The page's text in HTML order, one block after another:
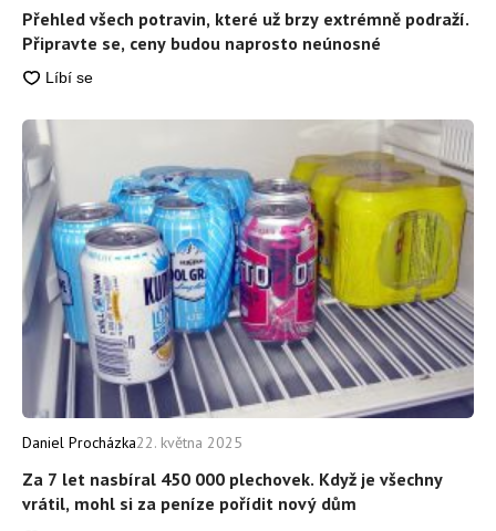
Přehled všech potravin, které už brzy extrémně podraží.
Připravte se, ceny budou naprosto neúnosné
Za 7 let nasbíral 450 000 plechovek. Když je všechny
vrátil, mohl si za peníze pořídit nový dům
Daniel Procházka22. května 2025